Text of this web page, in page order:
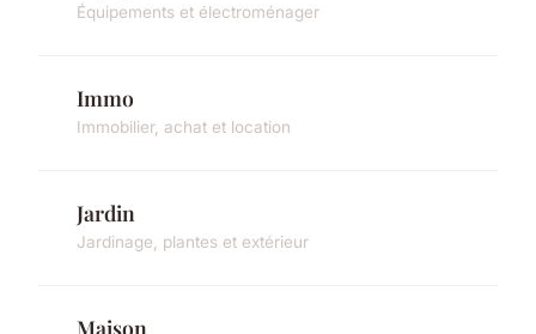
Équipements et électroménager
Immo
Immobilier, achat et location
Jardin
Jardinage, plantes et extérieur
Maison